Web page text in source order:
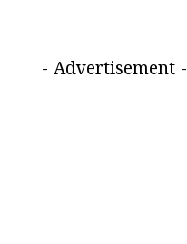
- Advertisement -